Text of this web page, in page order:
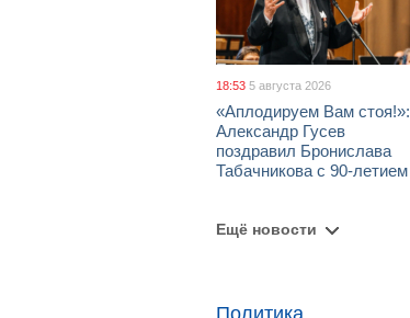
18:53 5 августа 2026
«Аплодируем Вам стоя!»:
Александр Гусев
поздравил Бронислава
Табачникова с 90-летием
Ещё новости
Политика